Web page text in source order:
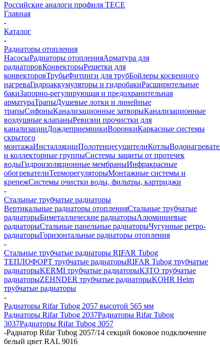
Российские аналоги профиля TECE
Главная
-
Каталог
-
Радиаторы отопления
НасосыРадиаторы отопленияАрматура для
радиаторовКонвекторыРешетки для
конвекторовТрубыФитинги для трубБойлеры косвенного
нагреваГидроаккумуляторы и гидробакиРасширительные
бакиЗапорно-регулирующая и предохранительная
арматураТрапыДушевые лотки и линейные
трапыСифоныКанализационные затворыКанализационные
воздушные клапаныРевизии прочистки для
канализацииДождеприемникиВоронкиКаркасные системы
скрытого
монтажаИнсталляцииПолотенцесушителиКотлы
и коллекторные группыСистемы защиты от протечек
водыГидроизоляционные мембраныИнфракрасные
обогревателиТерморегуляторыМонтажные системы и
крепежСистемы очистки воды, фильтры, картриджи
-
Стальные трубчатые радиаторы
Вертикальные радиаторы отопленияСтальные трубчатые
радиаторыБиметаллические радиаторыАлюминиевые
радиаторыСтальные панельные радиаторыЧугунные ретро-
радиаторыГоризонтальные радиаторы отопления
-
Стальные трубчатые радиаторы RIFAR Tubog
ТЕПЛОФОРТ трубчатые радиаторыRIFAR Tubog трубчатые
радиаторыKERMI трубчатые радиаторыКЗТО трубчатые
радиаторыZEHNDER трубчатые радиаторыKOHR Heim
трубчатые радиаторы
-
Радиаторы Rifar Tubog 2057 высотой 565 мм
Радиаторы Rifar Tubog 2037Радиаторы Rifar Tubog
3037Радиаторы Rifar Tubog 3057
-Радиатор Rifar Tubog 2057/14 секций боковое подключение
белый цвет RAL 9016